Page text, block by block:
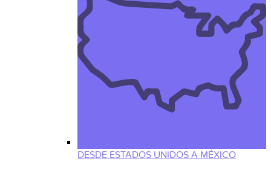
DESDE ESTADOS UNIDOS A MÉXICO